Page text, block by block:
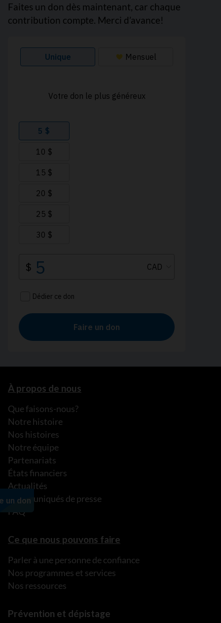
Faites un don dès maintenant, car chaque
contribution compte. Merci d’avance!
À propos de nous
Que faisons-nous?
Notre histoire
Nos histoires
Notre équipe
Partenariats
États financiers
Actualités
Communiqués de presse
FAQ
Ce que nous pouvons faire
Parler à une personne de confiance
Nos programmes et services
Nos ressources
Prévention et dépistage